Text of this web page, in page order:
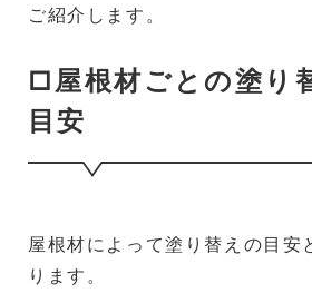
ご紹介します。
□屋根材ごとの塗り
目安
屋根材によって塗り替えの目安
ります。